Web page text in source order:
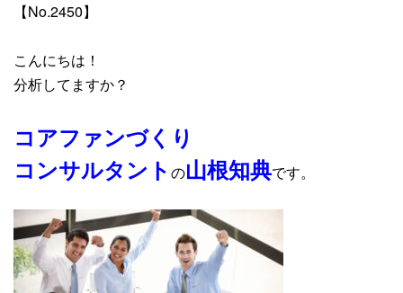
【No.2450】
こんにちは！
分析してますか？
コアファンづくり
コンサルタント の山根知典です。